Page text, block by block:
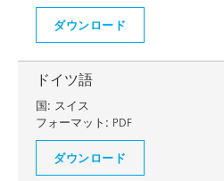
ダウンロード
ドイツ語
国: スイス
フォーマット: PDF
ダウンロード